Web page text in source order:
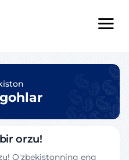
orzu!
O'zbekistonning eng